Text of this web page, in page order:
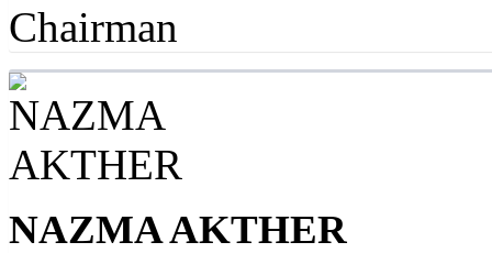
Chairman
NAZMA AKTHER